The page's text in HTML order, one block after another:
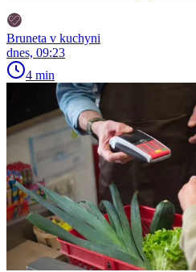
Bruneta v kuchyni
dnes, 09:23
4 min